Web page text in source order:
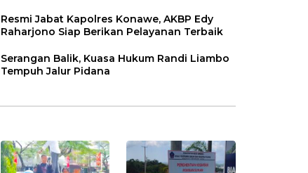
Resmi Jabat Kapolres Konawe, AKBP Edy
Raharjono Siap Berikan Pelayanan Terbaik
Serangan Balik, Kuasa Hukum Randi Liambo
Tempuh Jalur Pidana